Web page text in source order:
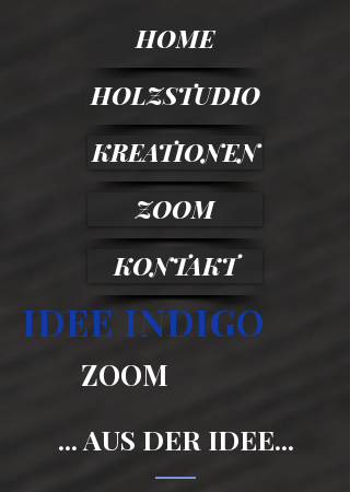
HOME
HOLZSTUDIO
KREATIONEN
ZOOM
KONTAKT
IDEE INDIGO
ZOOM
... AUS DER IDEE...